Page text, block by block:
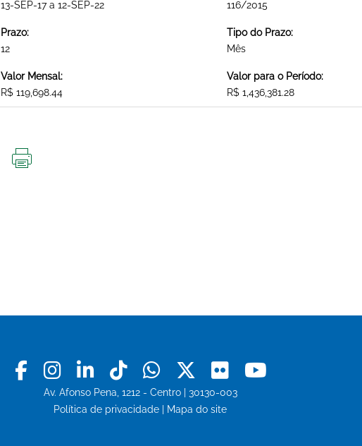
13-SEP-17 a 12-SEP-22
116/2015
Prazo:
12
Tipo do Prazo:
Mês
Valor Mensal:
R$ 119,698.44
Valor para o Período:
R$ 1,436,381.28
Facebook
Instagram
LinkedinTiktokWhatsapp
X Flickr
Av. Afonso Pena, 1212 - Centro | 30130-003
Política de privacidade
Mapa do site